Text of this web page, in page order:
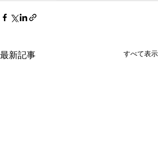
最新記事 すべて表示